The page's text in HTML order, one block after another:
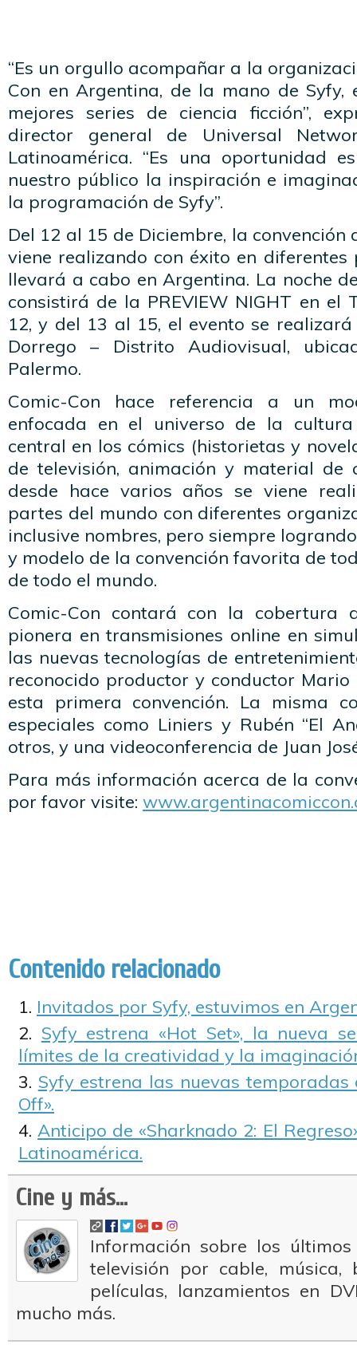
“Es un orgullo acompañar a la
Con en Argentina, de la mano de
mejores series de ciencia ficción”,
director general de Universal
Latinoamérica. “Es una oportunidad
nuestro público la inspiración e
la programación de Syfy”.
Del 12 al 15 de Diciembre, la convención
viene realizando con éxito en diferentes
llevará a cabo en Argentina. La noche
consistirá de la PREVIEW NIGHT en el
12, y del 13 al 15, el evento se
Dorrego – Distrito Audiovisual,
Palermo.
Comic-Con hace referencia a un
enfocada en el universo de la
central en los cómics (historietas y
de televisión, animación y material de
desde hace varios años se viene
partes del mundo con diferentes
inclusive nombres, pero siempre
y modelo de la convención favorita de
de todo el mundo.
Comic-Con contará con la cobertura
pionera en transmisiones online en
las nuevas tecnologías de
reconocido productor y conductor
esta primera convención. La misma
especiales como Liniers y Rubén “El
otros, y una videoconferencia de Juan
Para más información acerca de la
por favor visite:
Contenido relacionado
Invitados por Syfy, estuvimos en
Syfy estrena «Hot Set», la nueva
límites de la creatividad y la
Syfy estrena las nuevas temporadas
Off».
Anticipo de «Sharknado 2: El
Latinoamérica.
Cine y más...
Información sobre los
televisión por cable, música,
películas, lanzamientos en
mucho más.